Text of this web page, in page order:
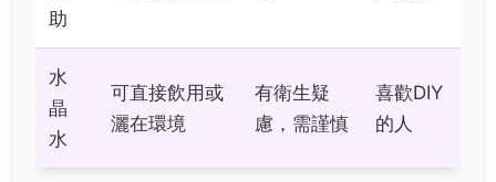
助
水
晶
水
可直接飲用或
灑在環境
有衛生疑
慮，需謹慎
喜歡DIY
的人